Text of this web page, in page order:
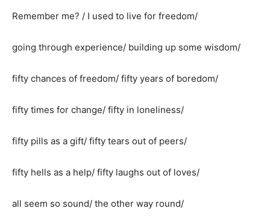
Remember me? / I used to live for freedom/
going through experience/ building up some wisdom/
fifty chances of freedom/ fifty years of boredom/
fifty times for change/ fifty in loneliness/
fifty pills as a gift/ fifty tears out of peers/
fifty hells as a help/ fifty laughs out of loves/
all seem so sound/ the other way round/